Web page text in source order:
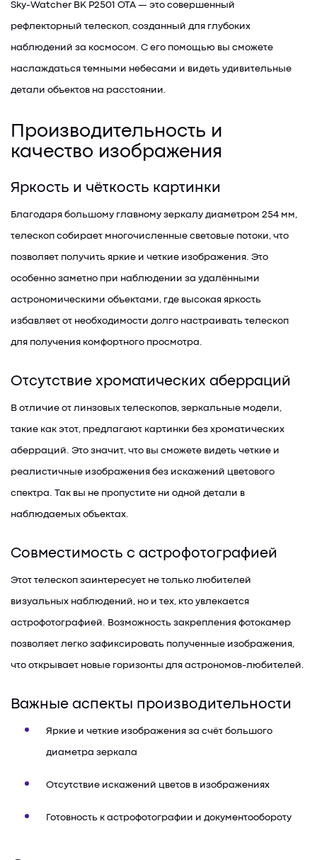
Sky-Watcher BK P2501 OTA — это совершенный
рефлекторный телескоп, созданный для глубоких
наблюдений за космосом. С его помощью вы сможете
наслаждаться темными небесами и видеть удивительные
детали объектов на расстоянии.
Производительность и
качество изображения
Яркость и чёткость картинки
Благодаря большому главному зеркалу диаметром 254 мм,
телескоп собирает многочисленные световые потоки, что
позволяет получить яркие и четкие изображения. Это
особенно заметно при наблюдении за удалёнными
астрономическими объектами, где высокая яркость
избавляет от необходимости долго настраивать телескоп
для получения комфортного просмотра.
Отсутствие хроматических аберраций
В отличие от линзовых телескопов, зеркальные модели,
такие как этот, предлагают картинки без хроматических
аберраций. Это значит, что вы сможете видеть четкие и
реалистичные изображения без искажений цветового
спектра. Так вы не пропустите ни одной детали в
наблюдаемых объектах.
Совместимость с астрофотографией
Этот телескоп заинтересует не только любителей
визуальных наблюдений, но и тех, кто увлекается
астрофотографией. Возможность закрепления фотокамер
позволяет легко зафиксировать полученные изображения,
что открывает новые горизонты для астрономов-любителей.
Важные аспекты производительности
Яркие и четкие изображения за счёт большого
диаметра зеркала
Отсутствие искажений цветов в изображениях
Готовность к астрофотографии и документообороту